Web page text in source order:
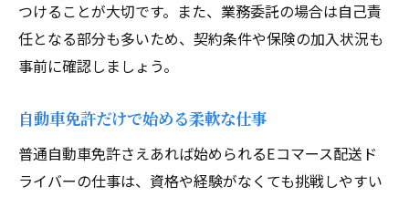
つけることが大切です。また、業務委託の場合は自己責
任となる部分も多いため、契約条件や保険の加入状況も
事前に確認しましょう。
自動車免許だけで始める柔軟な仕事
普通自動車免許さえあれば始められるEコマース配送ド
ライバーの仕事は、資格や経験がなくても挑戦しやすい